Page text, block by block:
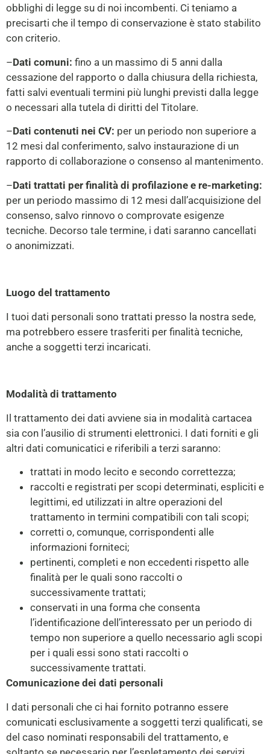
obblighi di legge su di noi incombenti. Ci teniamo a
precisarti che il tempo di conservazione è stato stabilito
con criterio.
–Dati comuni: fino a un massimo di 5 anni dalla
cessazione del rapporto o dalla chiusura della richiesta,
fatti salvi eventuali termini più lunghi previsti dalla legge
o necessari alla tutela di diritti del Titolare.
–Dati contenuti nei CV: per un periodo non superiore a
12 mesi dal conferimento, salvo instaurazione di un
rapporto di collaborazione o consenso al mantenimento.
–Dati trattati per finalità di profilazione e re-marketing:
per un periodo massimo di 12 mesi dall’acquisizione del
consenso, salvo rinnovo o comprovate esigenze
tecniche. Decorso tale termine, i dati saranno cancellati
o anonimizzati.
Luogo del trattamento
I tuoi dati personali sono trattati presso la nostra sede,
ma potrebbero essere trasferiti per finalità tecniche,
anche a soggetti terzi incaricati.
Modalità di trattamento
Il trattamento dei dati avviene sia in modalità cartacea
sia con l’ausilio di strumenti elettronici. I dati forniti e gli
altri dati comunicatici e riferibili a terzi saranno:
trattati in modo lecito e secondo correttezza;
raccolti e registrati per scopi determinati, espliciti e
legittimi, ed utilizzati in altre operazioni del
trattamento in termini compatibili con tali scopi;
corretti o, comunque, corrispondenti alle
informazioni forniteci;
pertinenti, completi e non eccedenti rispetto alle
finalità per le quali sono raccolti o
successivamente trattati;
conservati in una forma che consenta
l’identificazione dell’interessato per un periodo di
tempo non superiore a quello necessario agli scopi
per i quali essi sono stati raccolti o
successivamente trattati.
Comunicazione dei dati personali
I dati personali che ci hai fornito potranno essere
comunicati esclusivamente a soggetti terzi qualificati, se
del caso nominati responsabili del trattamento, e